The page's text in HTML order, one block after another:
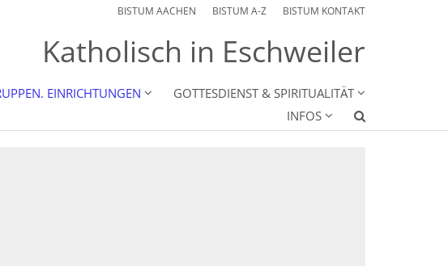
BISTUM AACHEN BISTUM A-Z BISTUM KONTAKT
Katholisch in Eschweiler
EINRICHTUNGEN
GOTTESDIENST & SPIRITUALITÄT
INFOS